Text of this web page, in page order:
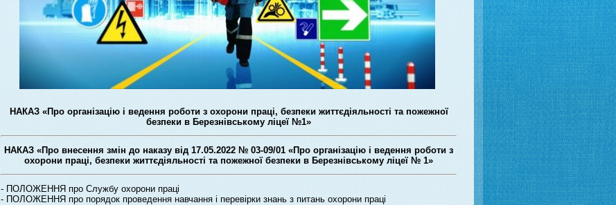
НАКАЗ «Про організацію і ведення роботи з охорони праці, безпеки життєдіяльності та пожежної
безпеки в Березнівському ліцеї №1»
НАКАЗ «Про внесення змін до наказу від 17.05.2022 № 03-09/01 «Про організацію і ведення роботи з
охорони праці, безпеки життєдіяльності та пожежної безпеки в Березнівському ліцеї № 1»
- ПОЛОЖЕННЯ про Службу охорони праці
- ПОЛОЖЕННЯ про порядок проведення навчання і перевірки знань з питань охорони праці